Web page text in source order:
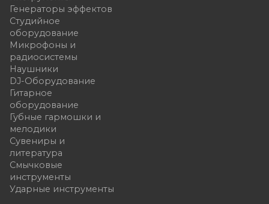
Генераторы эффектов
Студийное
оборудование
Микрофоны и
радиосистемы
Наушники
DJ-Оборудование
Гитарное
оборудование
Губные гармошки и
мелодики
Сувениры и
литература
Смычковые
инструменты
Ударные инструменты